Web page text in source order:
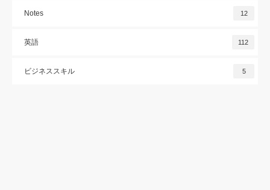
Notes 12
英語 112
ビジネススキル 5